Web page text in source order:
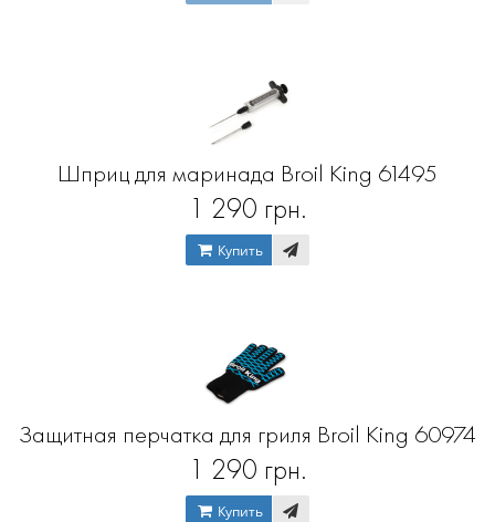
Шприц для маринада Broil King 61495
1 290 грн.
Купить
Защитная перчатка для гриля Broil King 60974
1 290 грн.
Купить